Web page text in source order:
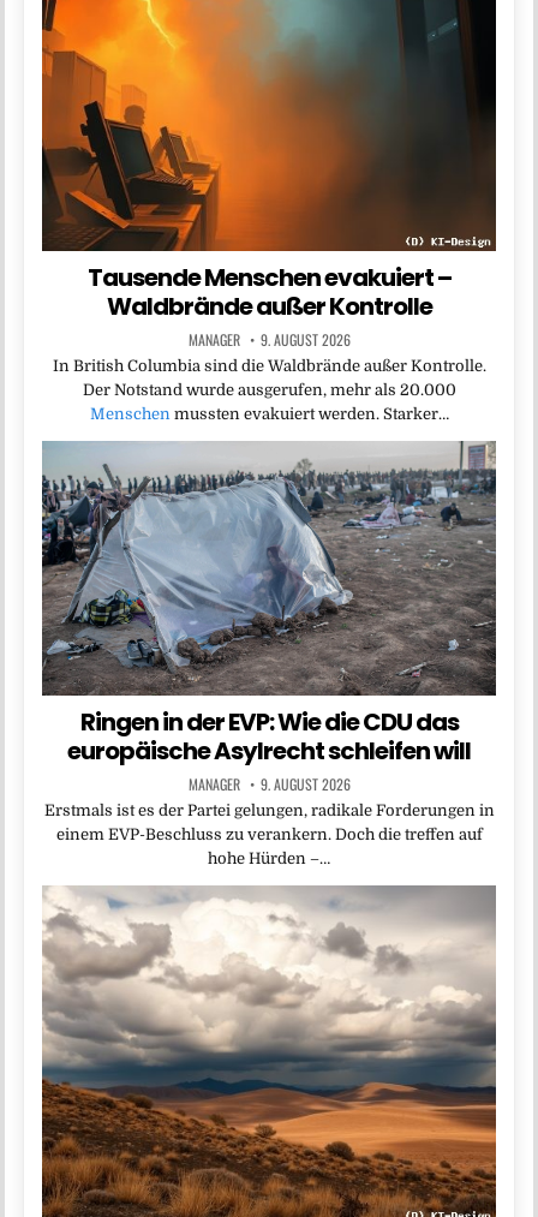
Tausende Menschen evakuiert –
Waldbrände außer Kontrolle
MANAGER 9. AUGUST 2026
In British Columbia sind die Waldbrände außer Kontrolle.
Der Notstand wurde ausgerufen, mehr als 20.000
Menschenmussten evakuiert werden. Starker…
Ringen in der EVP: Wie die CDU das
europäische Asylrecht schleifen will
MANAGER 9. AUGUST 2026
Erstmals ist es der Partei gelungen, radikale Forderungen in
einem EVP-Beschluss zu verankern. Doch die treffen auf
hohe Hürden –…